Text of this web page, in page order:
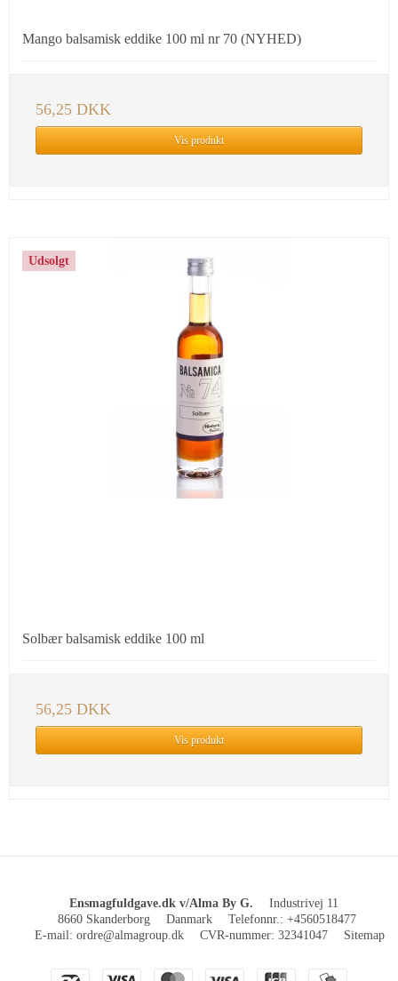
Mango balsamisk eddike 100 ml nr 70 (NYHED)
56,25 DKK
Vis produkt
Udsolgt
Solbær balsamisk eddike 100 ml
56,25 DKK
Vis produkt
Ensmagfuldgave.dk v/Alma By G.
Industrivej 11
8660 Skanderborg
Danmark Telefonnr.: +4560518477
E-mail: ordre@almagroup.dk CVR-nummer: 32341047 Sitemap